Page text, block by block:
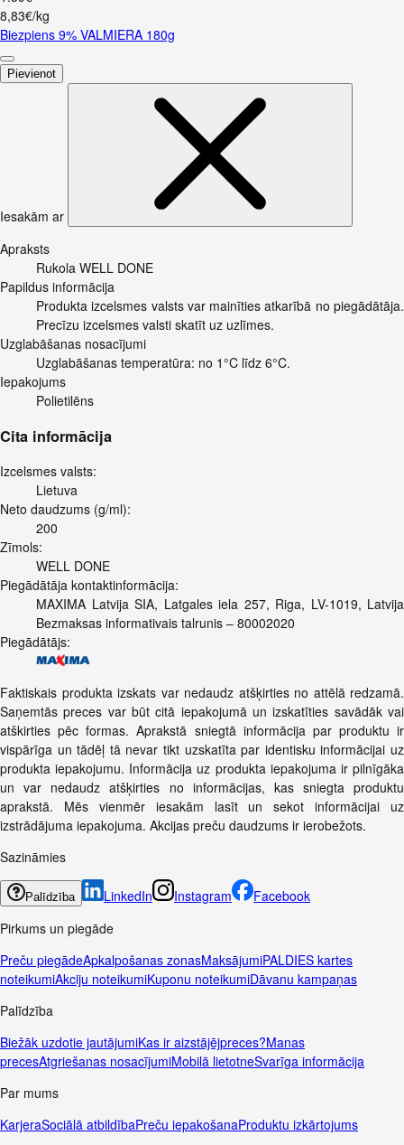
8,83€/kg
Biezpiens 9% VALMIERA 180g
Pievienot
Iesakām ar
Apraksts
Rukola WELL DONE
Papildus informācija
Produkta izcelsmes valsts var mainīties atkarībā no piegādātāja.
Precīzu izcelsmes valsti skatīt uz uzlīmes.
Uzglabāšanas nosacījumi
Uzglabāšanas temperatūra: no 1°C līdz 6°C.
Iepakojums
Polietilēns
Cita informācija
Izcelsmes valsts:
Lietuva
Neto daudzums (g/ml):
200
Zīmols:
WELL DONE
Piegādātāja kontaktinformācija:
MAXIMA Latvija SIA, Latgales iela 257, Riga, LV-1019, Latvija
Bezmaksas informativais talrunis – 80002020
Piegādātājs:
Faktiskais produkta izskats var nedaudz atšķirties no attēlā redzamā.
Saņemtās preces var būt citā iepakojumā un izskatīties savādāk vai
atškirties pēc formas. Aprakstā sniegtā informācija par produktu ir
vispārīga un tādēļ tā nevar tikt uzskatīta par identisku informācijai uz
produkta iepakojumu. Informācija uz produkta iepakojuma ir pilnīgāka
un var nedaudz atšķirties no informācijas, kas sniegta produktu
aprakstā. Mēs vienmēr iesakām lasīt un sekot informācijai uz
izstrādājuma iepakojuma. Akcijas preču daudzums ir ierobežots.
Sazināmies
Palīdzība LinkedIn Instagram
Facebook
Pirkums un piegāde
Preču piegādeApkalpošanas zonasMaksājumiPALDIES kartes
noteikumiAkciju noteikumiKuponu noteikumiDāvanu kampaņas
Palīdzība
Biežāk uzdotie jautājumiKas ir aizstājējpreces?Manas
precesAtgriešanas nosacījumiMobilā lietotneSvarīga informācija
Par mums
KarjeraSociālā atbildībaPreču iepakošanaProduktu izkārtojums